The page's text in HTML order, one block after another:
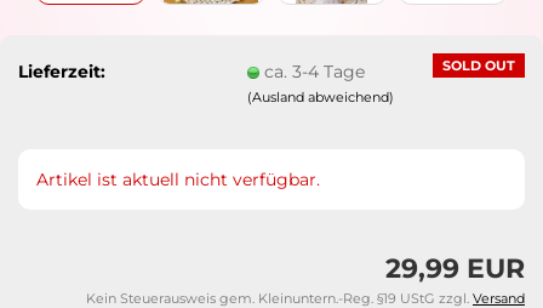
SOLD OUT
Lieferzeit: ca. 3-4 Tage
(Ausland abweichend)
Artikel ist aktuell nicht verfügbar.
29,99 EUR
Kein Steuerausweis gem. Kleinuntern.-Reg. §19 UStG zzgl. Versand